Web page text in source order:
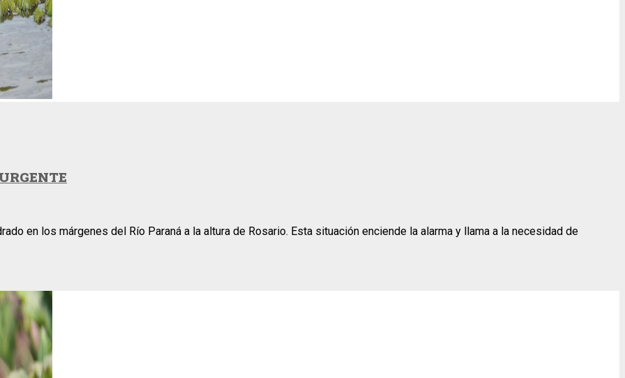
en los márgenes del Río Paraná a la altura de Rosario. Esta situación enciende la alarma y llama a la necesidad de